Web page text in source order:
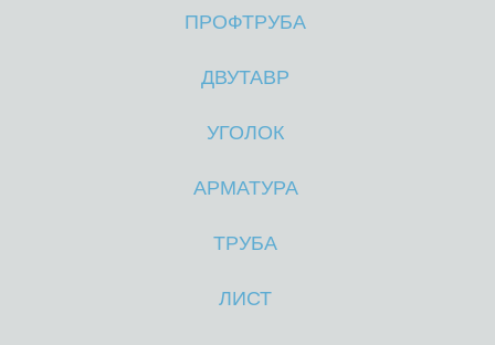
ПРОФТРУБА
ДВУТАВР
УГОЛОК
АРМАТУРА
ТРУБА
ЛИСТ